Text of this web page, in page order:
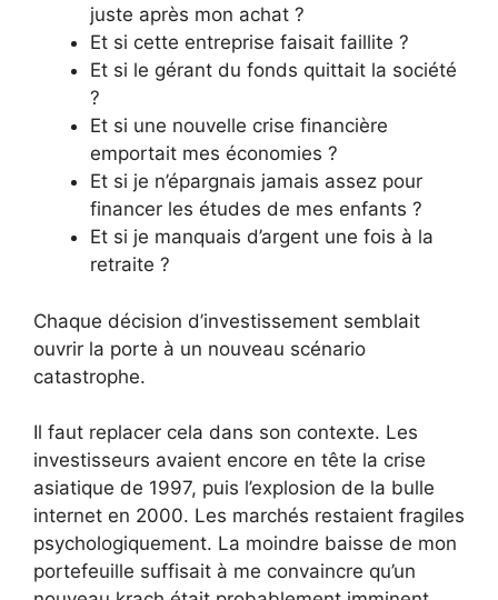
juste après mon achat ?
Et si cette entreprise faisait faillite ?
Et si le gérant du fonds quittait la société
?
Et si une nouvelle crise financière
emportait mes économies ?
Et si je n’épargnais jamais assez pour
financer les études de mes enfants ?
Et si je manquais d’argent une fois à la
retraite ?
Chaque décision d’investissement semblait
ouvrir la porte à un nouveau scénario
catastrophe.
Il faut replacer cela dans son contexte. Les
investisseurs avaient encore en tête la crise
asiatique de 1997, puis l’explosion de la bulle
internet en 2000. Les marchés restaient fragiles
psychologiquement. La moindre baisse de mon
portefeuille suffisait à me convaincre qu’un